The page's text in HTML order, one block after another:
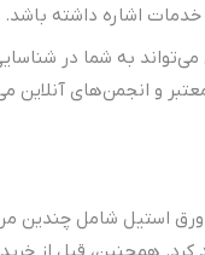
اشاره داشته باشد.
به شما در
و انجمن‌های آنلاین
ورق استیل شامل چندین